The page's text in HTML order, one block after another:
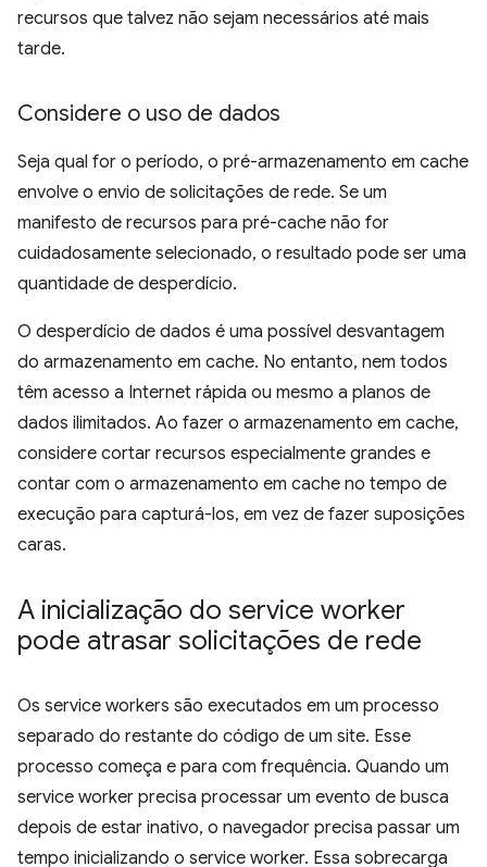
recursos que talvez não sejam necessários até mais
tarde.
Considere o uso de dados
Seja qual for o período, o pré-armazenamento em cache
envolve o envio de solicitações de rede. Se um
manifesto de recursos para pré-cache não for
cuidadosamente selecionado, o resultado pode ser uma
quantidade de desperdício.
O desperdício de dados é uma possível desvantagem
do armazenamento em cache. No entanto, nem todos
têm acesso a Internet rápida ou mesmo a planos de
dados ilimitados. Ao fazer o armazenamento em cache,
considere cortar recursos especialmente grandes e
contar com o armazenamento em cache no tempo de
execução para capturá-los, em vez de fazer suposições
caras.
A inicialização do service worker
pode atrasar solicitações de rede
Os service workers são executados em um processo
separado do restante do código de um site. Esse
processo começa e para com frequência. Quando um
service worker precisa processar um evento de busca
depois de estar inativo, o navegador precisa passar um
tempo inicializando o service worker. Essa sobrecarga